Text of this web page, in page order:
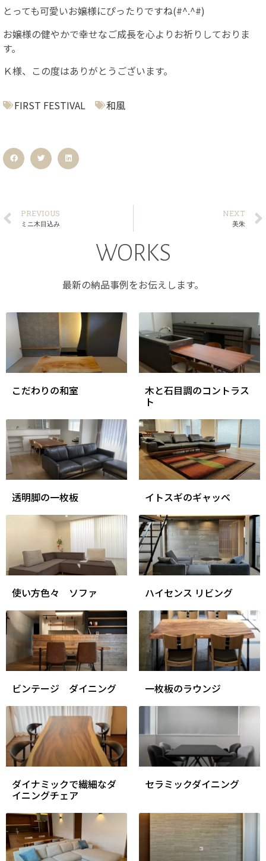
とっても可愛いお嬢様にぴったりですね(#^.^#)
お嬢様の健やかで幸せなご成長を心よりお祈りしておりま
す。
Ｋ様、この度はありがとうございます。
FIRST FESTIVAL 和風
PREVIOUS
ミニ木目込み
NEXT
美朱
WORKS
最新の納品事例をお伝えします。
こだわりの和室 木と石目調のコントラス
ト
透明脚の一枚板 イトスギのギャッベ
使い方色々 ソファ ハイセンス リビング
ビンテージ ダイニング 一枚板のラウンジ
ダイナミックで繊細なダ
イニングチェア
セラミックダイニング